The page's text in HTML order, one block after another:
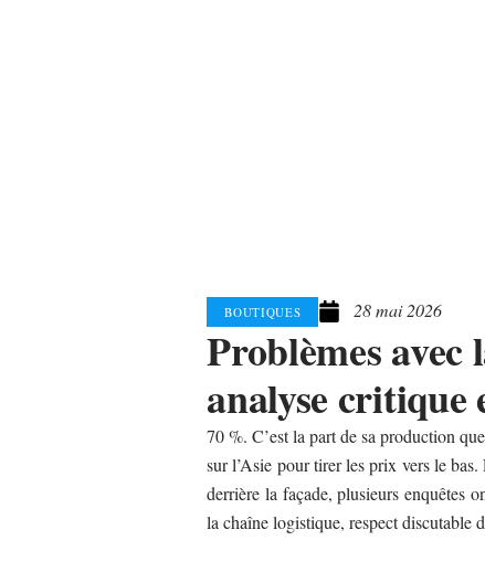
BOUTIQUES 28 mai 2026
Problèmes
analyse critique
70 %. C’est la part de sa production
sur l’Asie pour tirer les prix vers le
derrière la façade, plusieurs enquêtes
la chaîne logistique, respect discutable